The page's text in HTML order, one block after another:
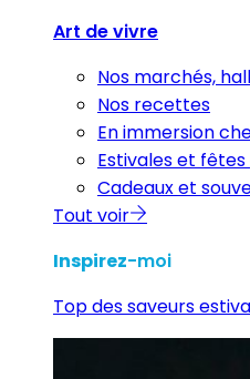
Art de vivre
Nos marchés,
Nos recettes
En immersion
Estivales et
Cadeaux et
Tout voir
Inspirez-moi
Top des saveurs